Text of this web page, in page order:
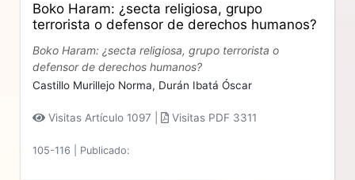
Boko Haram: ¿secta religiosa, grupo
terrorista o defensor de derechos humanos?
Boko Haram: ¿secta religiosa, grupo terrorista o
defensor de derechos humanos?
Castillo Murillejo Norma, Durán Ibatá Óscar
Visitas Artículo 1097 | Visitas PDF 3311
105-116 Publicado: